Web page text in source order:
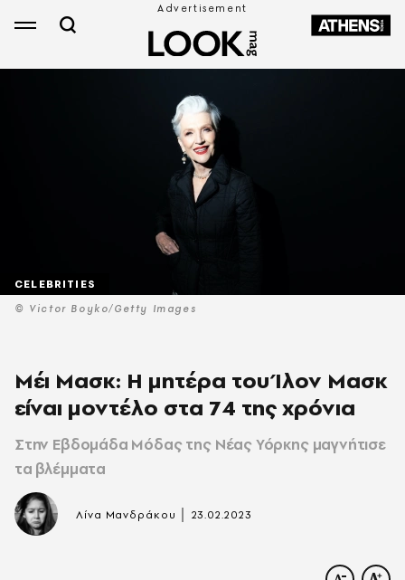
© Victor Boyko/Getty Images
CELEBRITIES
Μέι Μασκ: Η μητέρα του Ίλον Μασκ
είναι μοντέλο στα 74 της χρόνια
Στην Εβδομάδα Μόδας της Νέας Υόρκης μαγνήτισε
τα βλέμματα
Λίνα Μανδράκου 23.02.2023